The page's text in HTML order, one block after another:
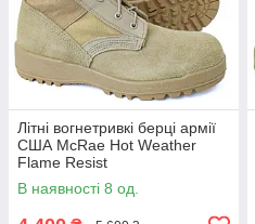
Літні вогнетривкі берці армії
США McRae Hot Weather
Flame Resist
В наявності 8 од.